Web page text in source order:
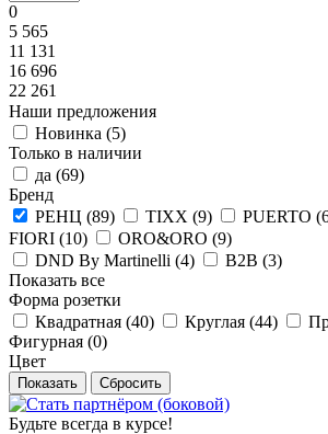
0
5 565
11 131
16 696
22 261
Наши предложения
Новинка (5)
Только в наличии
да (69)
Бренд
РЕНЦ (89) TIXX (9) PUERTO (
FIORI (10) ORO&ORO (9)
DND By Martinelli (4) B2B (3)
Показать все
Форма розетки
Квадратная (40) Круглая (44)
Фигурная (0)
Цвет
Сбросить
Будьте всегда в курсе!